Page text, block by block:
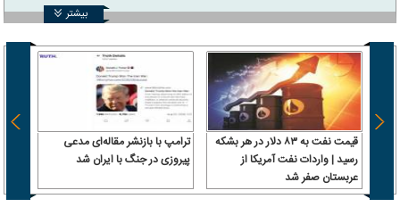
بیشتر
قیمت نفت به ۸۳ دلار در هر بشکه
رسید | واردات نفت آمریکا از
عربستان صفر شد
ترامپ با بازنشر مقاله‌ای مدعی
پیروزی در جنگ با ایران شد